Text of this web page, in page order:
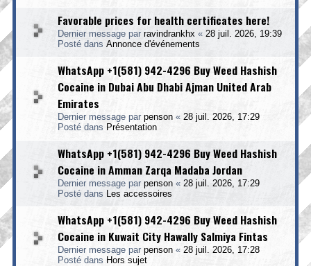
Favorable prices for health certificates here!
Dernier message par ravindrankhx « 28 juil. 2026, 19:39
Posté dans Annonce d'événements
WhatsApp +1(581) 942-4296 Buy Weed Hashish
Cocaine in Dubai Abu Dhabi Ajman United Arab
Emirates
Dernier message par penson « 28 juil. 2026, 17:29
Posté dans Présentation
WhatsApp +1(581) 942-4296 Buy Weed Hashish
Cocaine in Amman Zarqa Madaba Jordan
Dernier message par penson « 28 juil. 2026, 17:29
Posté dans
Les accessoires
WhatsApp +1(581) 942-4296 Buy Weed Hashish
Cocaine in Kuwait City Hawally Salmiya Fintas
Dernier message par penson « 28 juil. 2026, 17:28
Posté dans Hors sujet